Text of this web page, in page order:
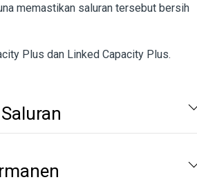
memastikan saluran tersebut bersih
Plus dan Linked Capacity Plus.